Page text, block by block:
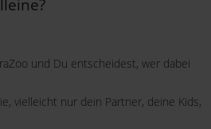
und Du entscheidest, wer dabei
vielleicht nur dein Partner, deine Kids,